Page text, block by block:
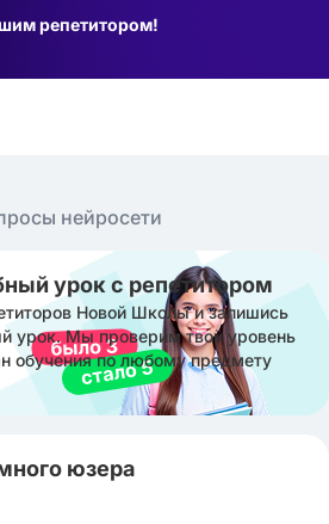
репетитором!
нейросети
урок с репетитором
Новой Школы и запишись
урок. Мы проверим твой уровень
обучения по любому предмету
юзера